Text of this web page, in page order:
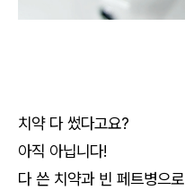
치약 다 썼다고요?
아직 아닙니다!
다 쓴 치약과 빈 페트병으로